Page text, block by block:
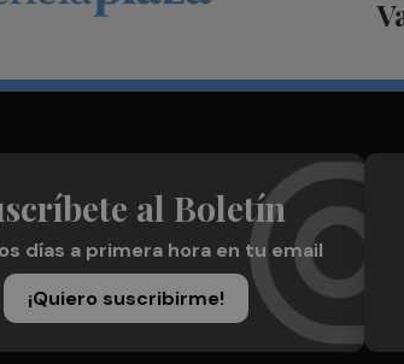
al Boletín
días a primera hora en tu email
¡Quiero suscribirme!